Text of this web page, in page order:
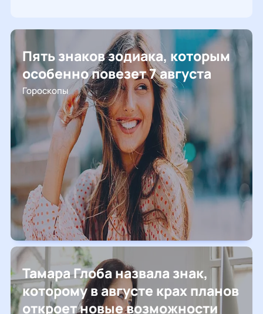
Пять знаков зодиака, которым
особенно повезет 7 августа
Гороскопы
Тамара Глоба назвала знак,
которому в августе крах планов
откроет новые возможности